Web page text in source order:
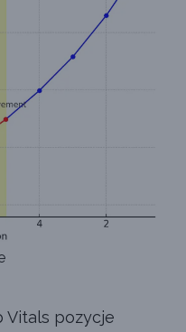
Vitals pozycje